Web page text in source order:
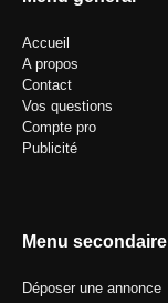
Accueil
A propos
Contact
Vos questions
Compte pro
Publicité
Menu secondaire
Déposer une annonce